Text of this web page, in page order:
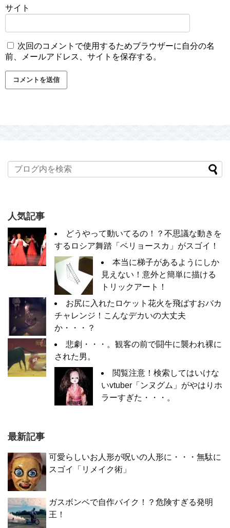
サイト
次回のコメントで使用するためブラウザーに自分の名
前、メールアドレス、サイトを保存する。
人気記事
どうやって動いてるの！？不思議な動きを
するロシア舞踏「ベリョースカ」がスゴイ！
本当に梯子があるようにしか
見えない！意外と簡単に描ける
トリックアート！
お尻に入れたロケット花火を飛ばすおバカ
チャレンジ！こんなデカいの大丈夫
か・・・？
悲劇・・・。観客の前で闘牛に襲われ裸に
された男。
閲覧注意！検索してはいけな
いvtuber「ンヌグム」がやはりホ
ラーすぎた・・・。
最新記事
可愛らしいお人形が呪いの人形に・・・無駄に
スゴイ「リメイク術」
ガスボンベで自作バイク！？危険すぎる発明
王！